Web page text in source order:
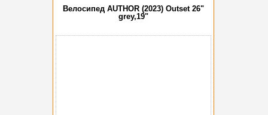
Велосипед AUTHOR (2023) Outset 26"
grey,19"